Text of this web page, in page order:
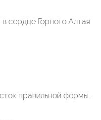
сердце Горного Алтая
правильной формы.